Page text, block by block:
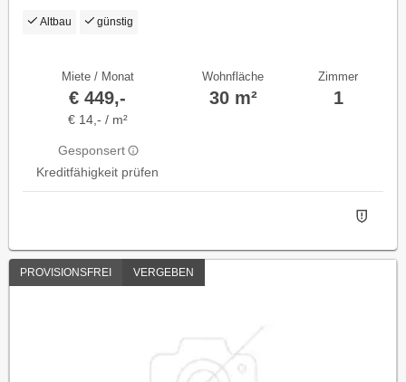
Altbau günstig
Miete / Monat
€ 449,-
€ 14,- / m²
Gesponsert
Kreditfähigkeit prüfen
Wohnfläche
30 m²
Zimmer
1
PROVISIONSFREI VERGEBEN